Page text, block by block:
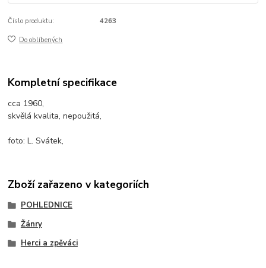
Číslo produktu: 4263
Do oblíbených
Kompletní specifikace
cca 1960,
skvělá kvalita, nepoužitá,
foto: L. Svátek,
Zboží zařazeno v kategoriích
POHLEDNICE
Žánry
Herci a zpěváci